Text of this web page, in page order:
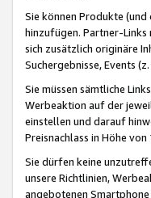
Sie können Produkte
hinzufügen. Partner-
sich zusätzlich originäre
Suchergebnisse, Events
Sie müssen sämtliche
Werbeaktion auf der
einstellen und darauf
Preisnachlass in Höhe
Sie dürfen keine
unsere Richtlinien,
angebotenen